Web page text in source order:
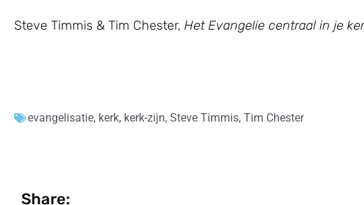
Steve Timmis & Tim Chester, Het Evangelie centraal in je
evangelisatie, kerk, kerk-zijn, Steve Timmis, Tim Chester
Share: